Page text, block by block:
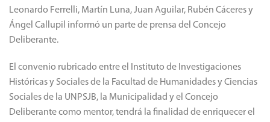
Leonardo Ferrelli, Martín Luna, Juan Aguilar, Rubén Cáceres y
Ángel Callupil informó un parte de prensa del Concejo
Deliberante.
El convenio rubricado entre el Instituto de Investigaciones
Históricas y Sociales de la Facultad de Humanidades y Ciencias
Sociales de la UNPSJB, la Municipalidad y el Concejo
Deliberante como mentor, tendrá la finalidad de enriquecer el